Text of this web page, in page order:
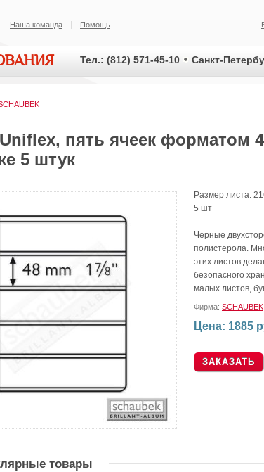
Наша команда Помощь
Тел.: (812) 571-45-10 Санкт-
пять ячеек форматом
5 штук
Размер листа:
5 шт
Черные
полистерола.
этих листов
безопасного
малых листов,
Фирма: SCHAUBEK
Цена: 1885
товары